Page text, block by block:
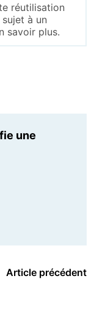
réutilisation
à un
savoir plus.
une
Article précédent